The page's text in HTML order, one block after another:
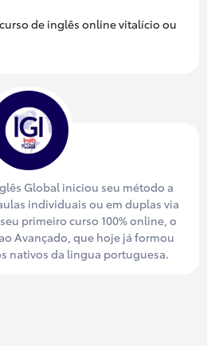
de inglês online vitalício ou
Global iniciou seu método a
individuais ou em duplas via
primeiro curso 100% online, o
Avançado, que hoje já formou
nativos da lingua portuguesa.